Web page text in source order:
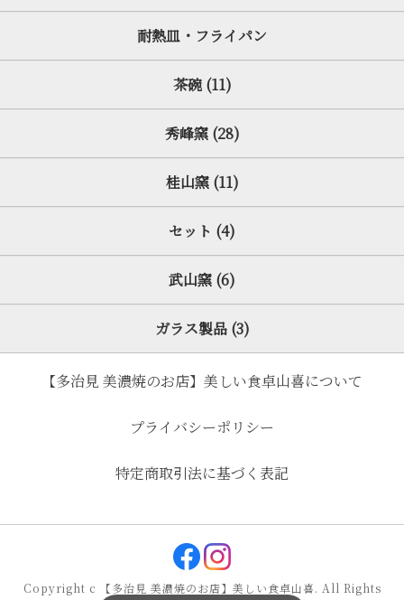
耐熱皿・フライパン
茶碗 (11)
秀峰窯 (28)
桂山窯 (11)
セット (4)
武山窯 (6)
ガラス製品 (3)
【多治見 美濃焼のお店】美しい食卓山喜について
プライバシーポリシー
特定商取引法に基づく表記
Copyright c 【多治見 美濃焼のお店】美しい食卓山喜. All Rights